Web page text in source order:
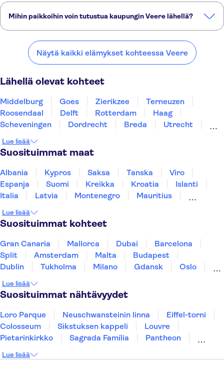
Mihin paikkoihin voin tutustua kaupungin Veere lähellä?
Middelburg Goes Zierikzee Terneuzen Roosendaal
Näytä kaikki elämykset kohteessa Veere
Lähellä olevat kohteet
Middelburg Goes Zierikzee
Terneuzen
Roosendaal
Delft Rotterdam
Haag
Scheveningen
Dordrecht Breda
Utrecht
Lue lisää
Suosituimmat maat
Albania Kypros Saksa Tanska
Viro
Espanja
Suomi Kreikka Kroatia
Islanti
Italia
Latvia Montenegro
Mauritius
Thaimaa
Turkki
Lue lisää
Suosituimmat kohteet
Gran Canaria Mallorca Dubai
Barcelona
Split
Amsterdam Malta
Budapest
Dublin
Tukholma Milano Gdansk
Oslo
Tallinna
Ljubljana Riika
Lue lisää
Suosituimmat nähtävyydet
Loro Parque Neuschwansteinin linna
Eiffel-torni
Colosseum
Sikstuksen kappeli
Louvre
Pietarinkirkko
Sagrada Família
Pantheon
Keukenhof
London Eye
Montmartre
Lue lisää